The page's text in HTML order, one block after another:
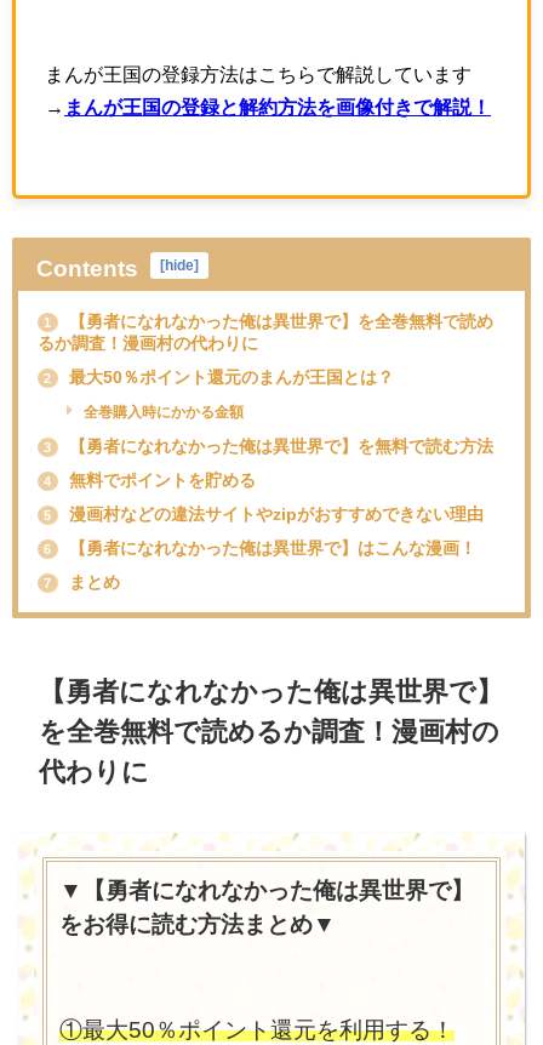
まんが王国の登録方法はこちらで解説しています
→ まんが王国の登録と解約方法を画像付きで解説！
Contents [hide]
1
【勇者になれなかった俺は異世界で】を全巻無料で読め
るか調査！漫画村の代わりに
2 最大50％ポイント還元のまんが王国とは？
全巻購入時にかかる金額
3 【勇者になれなかった俺は異世界で】を無料で読む方法
4 無料でポイントを貯める
5 漫画村などの違法サイトやzipがおすすめできない理由
6 【勇者になれなかった俺は異世界で】はこんな漫画！
7 まとめ
【勇者になれなかった俺は異世界で】
を全巻無料で読めるか調査！漫画村の
代わりに
▼【勇者になれなかった俺は異世界で】
をお得に読む方法まとめ▼
①最大50％ポイント還元を利用する！